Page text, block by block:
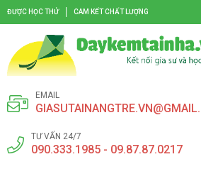
ĐƯỢC HỌC THỬ CAM KẾT CHẤT LƯỢNG
EMAIL
TƯ VẤN 24/7
090.333.1985 - 09.87.87.0217